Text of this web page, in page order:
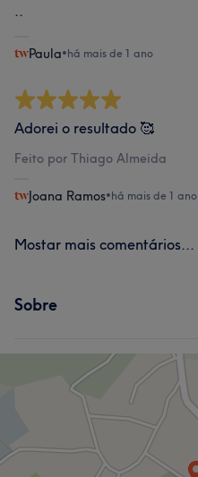
..
Paula•há mais de 1 ano
Adorei o resultado 🥰
Feito por Thiago Almeida
Joana Ramos•há mais de 1 ano
Mostar mais comentários...
Sobre